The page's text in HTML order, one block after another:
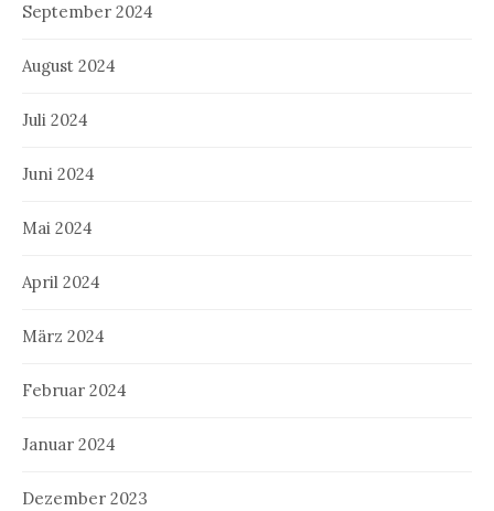
September 2024
August 2024
Juli 2024
Juni 2024
Mai 2024
April 2024
März 2024
Februar 2024
Januar 2024
Dezember 2023